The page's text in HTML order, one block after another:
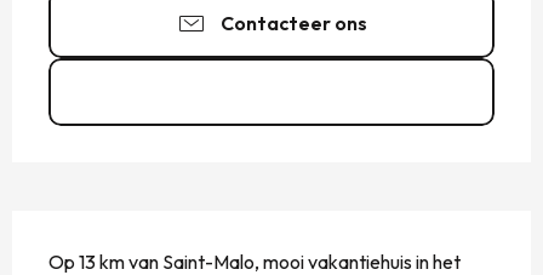
Contacteer ons
Op 13 km van Saint-Malo, mooi vakantiehuis in het